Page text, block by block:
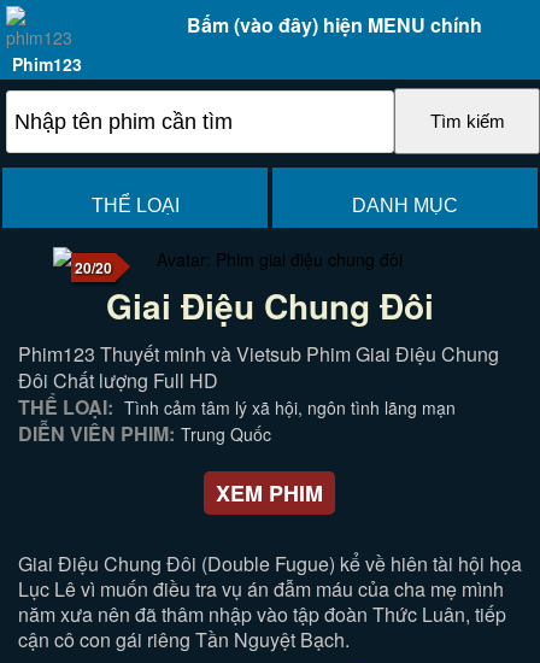
Bấm (vào đây) hiện MENU chính
Phim123
THỂ LOẠI DANH MỤC
20/20
Giai Điệu Chung Đôi
Phim123 Thuyết minh và Vietsub Phim Giai Điệu Chung
Đôi Chất lượng Full HD
THỂ LOẠI: Tình cảm tâm lý xã hội, ngôn tình lãng mạn
DIỄN VIÊN PHIM: Trung Quốc
XEM PHIM
Giai Điệu Chung Đôi (Double Fugue) kể về hiên tài hội họa
Lục Lê vì muốn điều tra vụ án đẫm máu của cha mẹ mình
năm xưa nên đã thâm nhập vào tập đoàn Thức Luân, tiếp
cận cô con gái riêng Tần Nguyệt Bạch.